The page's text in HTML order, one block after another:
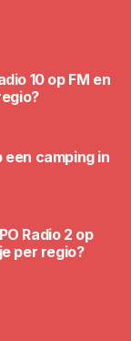
10 op FM en
een camping in
Radio 2 op
per regio?